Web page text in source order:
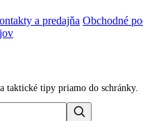
a predajňa Obchodné
taktické tipy priamo do schránky.